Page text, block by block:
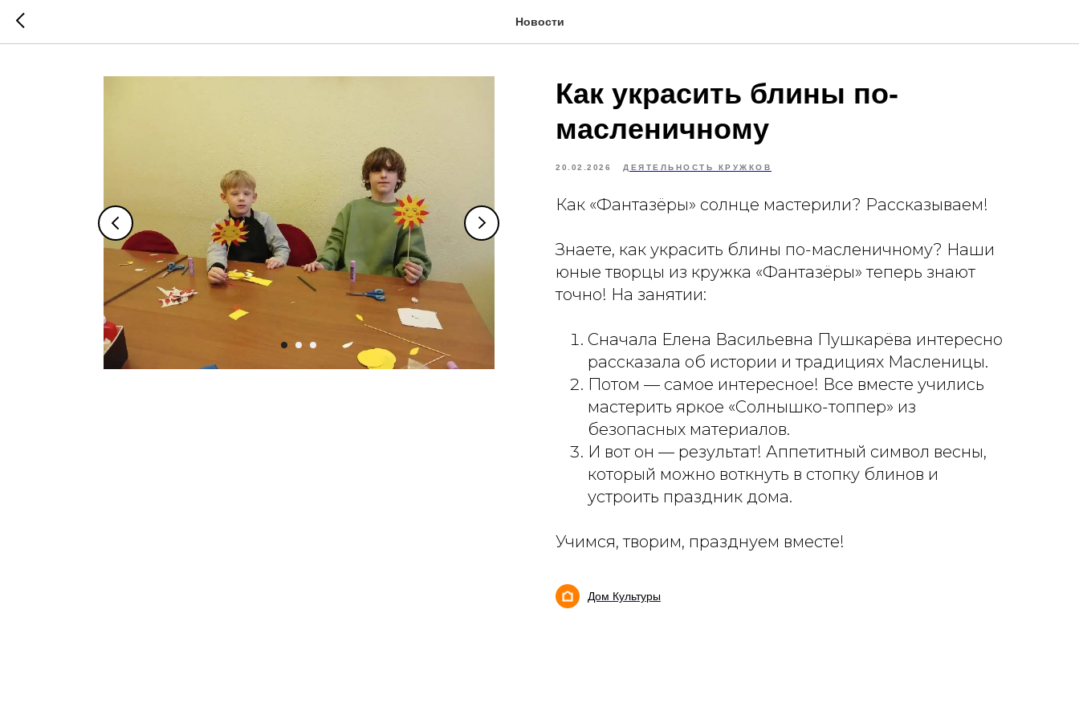
Новости
Как украсить блины по-
масленичному
20.02.2026 ДЕЯТЕЛЬНОСТЬ КРУЖКОВ
Как «Фантазёры» солнце мастерили? Рассказываем!
Знаете, как украсить блины по-масленичному? Наши
юные творцы из кружка «Фантазёры» теперь знают
точно! На занятии:
Сначала Елена Васильевна Пушкарёва интересно
рассказала об истории и традициях Масленицы.
Потом — самое интересное! Все вместе учились
мастерить яркое «Солнышко-топпер» из
безопасных материалов.
И вот он — результат! Аппетитный символ весны,
который можно воткнуть в стопку блинов и
устроить праздник дома.
Учимся, творим, празднуем вместе!
Дом Культуры